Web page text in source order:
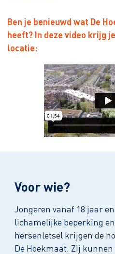
Ben je benieuwd wat De
heeft? In deze video krijg
locatie:
Voor wie?
Jongeren vanaf 18 jaar
lichamelijke beperking
hersenletsel krijgen de
De Hoekmaat. Zij